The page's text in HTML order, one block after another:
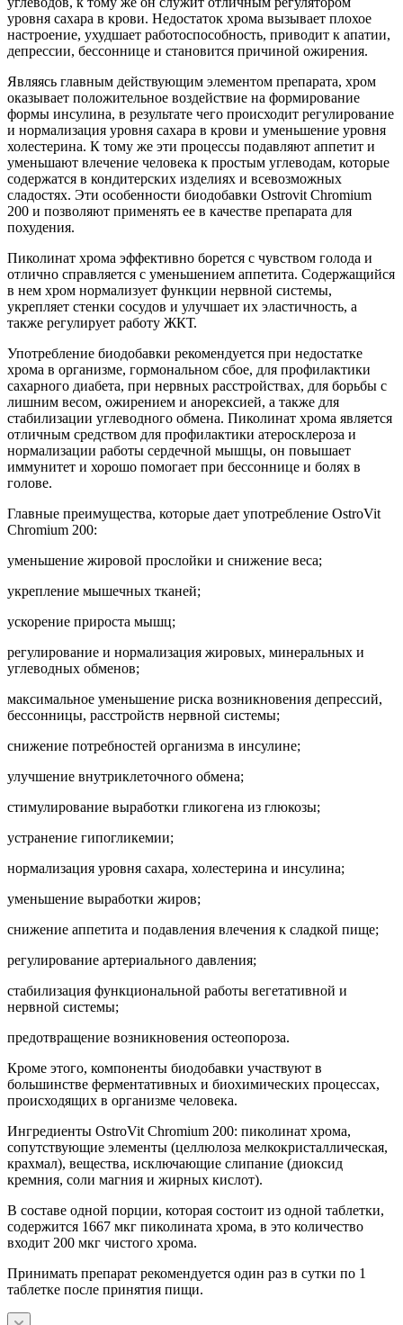
уровня сахара в крови. Недостаток хрома вызывает плохое
настроение, ухудшает работоспособность, приводит к апатии,
депрессии, бессоннице и становится причиной ожирения.
Являясь главным действующим элементом препарата, хром
оказывает положительное воздействие на формирование
формы инсулина, в результате чего происходит регулирование
и нормализация уровня сахара в крови и уменьшение уровня
холестерина. К тому же эти процессы подавляют аппетит и
уменьшают влечение человека к простым углеводам, которые
содержатся в кондитерских изделиях и всевозможных
сладостях. Эти особенности биодобавки Ostrovit Chromium
200 и позволяют применять ее в качестве препарата для
похудения.
Пиколинат хрома эффективно борется с чувством голода и
отлично справляется с уменьшением аппетита. Содержащийся
в нем хром нормализует функции нервной системы,
укрепляет стенки сосудов и улучшает их эластичность, а
также регулирует работу ЖКТ.
Употребление биодобавки рекомендуется при недостатке
хрома в организме, гормональном сбое, для профилактики
сахарного диабета, при нервных расстройствах, для борьбы с
лишним весом, ожирением и анорексией, а также для
стабилизации углеводного обмена. Пиколинат хрома является
отличным средством для профилактики атеросклероза и
нормализации работы сердечной мышцы, он повышает
иммунитет и хорошо помогает при бессоннице и болях в
голове.
Главные преимущества, которые дает употребление OstroVit
Chromium 200:
уменьшение жировой прослойки и снижение веса;
укрепление мышечных тканей;
ускорение прироста мышц;
регулирование и нормализация жировых, минеральных и
углеводных обменов;
максимальное уменьшение риска возникновения депрессий,
бессонницы, расстройств нервной системы;
снижение потребностей организма в инсулине;
улучшение внутриклеточного обмена;
стимулирование выработки гликогена из глюкозы;
устранение гипогликемии;
нормализация уровня сахара, холестерина и инсулина;
уменьшение выработки жиров;
снижение аппетита и подавления влечения к сладкой пище;
регулирование артериального давления;
стабилизация функциональной работы вегетативной и
нервной системы;
предотвращение возникновения остеопороза.
Кроме этого, компоненты биодобавки участвуют в
большинстве ферментативных и биохимических процессах,
происходящих в организме человека.
Ингредиенты OstroVit Chromium 200: пиколинат хрома,
сопутствующие элементы (целлюлоза мелкокристаллическая,
крахмал), вещества, исключающие слипание (диоксид
кремния, соли магния и жирных кислот).
В составе одной порции, которая состоит из одной таблетки,
содержится 1667 мкг пиколината хрома, в это количество
входит 200 мкг чистого хрома.
Принимать препарат рекомендуется один раз в сутки по 1
таблетке после принятия пищи.